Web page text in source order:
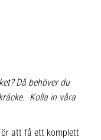
Då behöver du
Kolla in våra
att få ett komplett